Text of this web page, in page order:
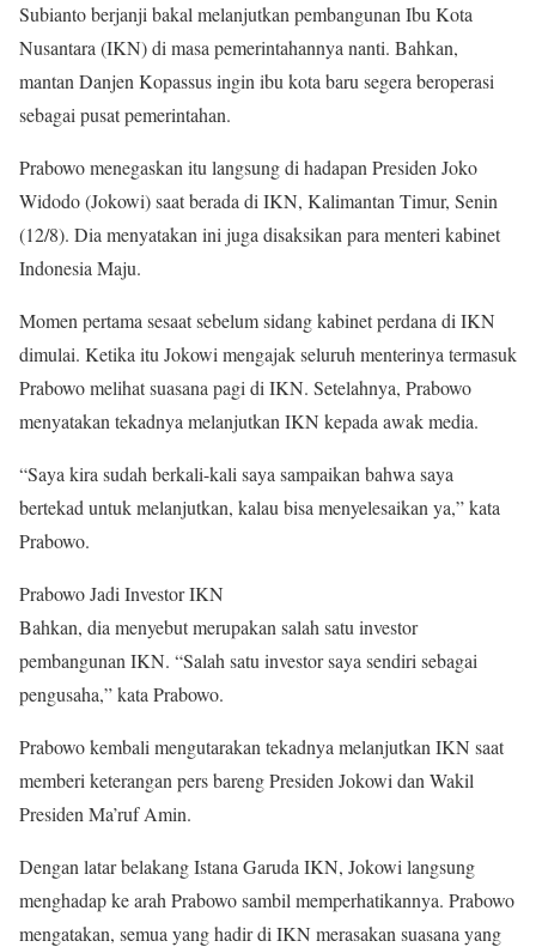
Subianto berjanji bakal melanjutkan pembangunan Ibu Kota
Nusantara (IKN) di masa pemerintahannya nanti. Bahkan,
mantan Danjen Kopassus ingin ibu kota baru segera beroperasi
sebagai pusat pemerintahan.
Prabowo menegaskan itu langsung di hadapan Presiden Joko
Widodo (Jokowi) saat berada di IKN, Kalimantan Timur, Senin
(12/8). Dia menyatakan ini juga disaksikan para menteri kabinet
Indonesia Maju.
Momen pertama sesaat sebelum sidang kabinet perdana di IKN
dimulai. Ketika itu Jokowi mengajak seluruh menterinya termasuk
Prabowo melihat suasana pagi di IKN. Setelahnya, Prabowo
menyatakan tekadnya melanjutkan IKN kepada awak media.
“Saya kira sudah berkali-kali saya sampaikan bahwa saya
bertekad untuk melanjutkan, kalau bisa menyelesaikan ya,” kata
Prabowo.
Prabowo Jadi Investor IKN
Bahkan, dia menyebut merupakan salah satu investor
pembangunan IKN. “Salah satu investor saya sendiri sebagai
pengusaha,” kata Prabowo.
Prabowo kembali mengutarakan tekadnya melanjutkan IKN saat
memberi keterangan pers bareng Presiden Jokowi dan Wakil
Presiden Ma’ruf Amin.
Dengan latar belakang Istana Garuda IKN, Jokowi langsung
menghadap ke arah Prabowo sambil memperhatikannya. Prabowo
mengatakan, semua yang hadir di IKN merasakan suasana yang